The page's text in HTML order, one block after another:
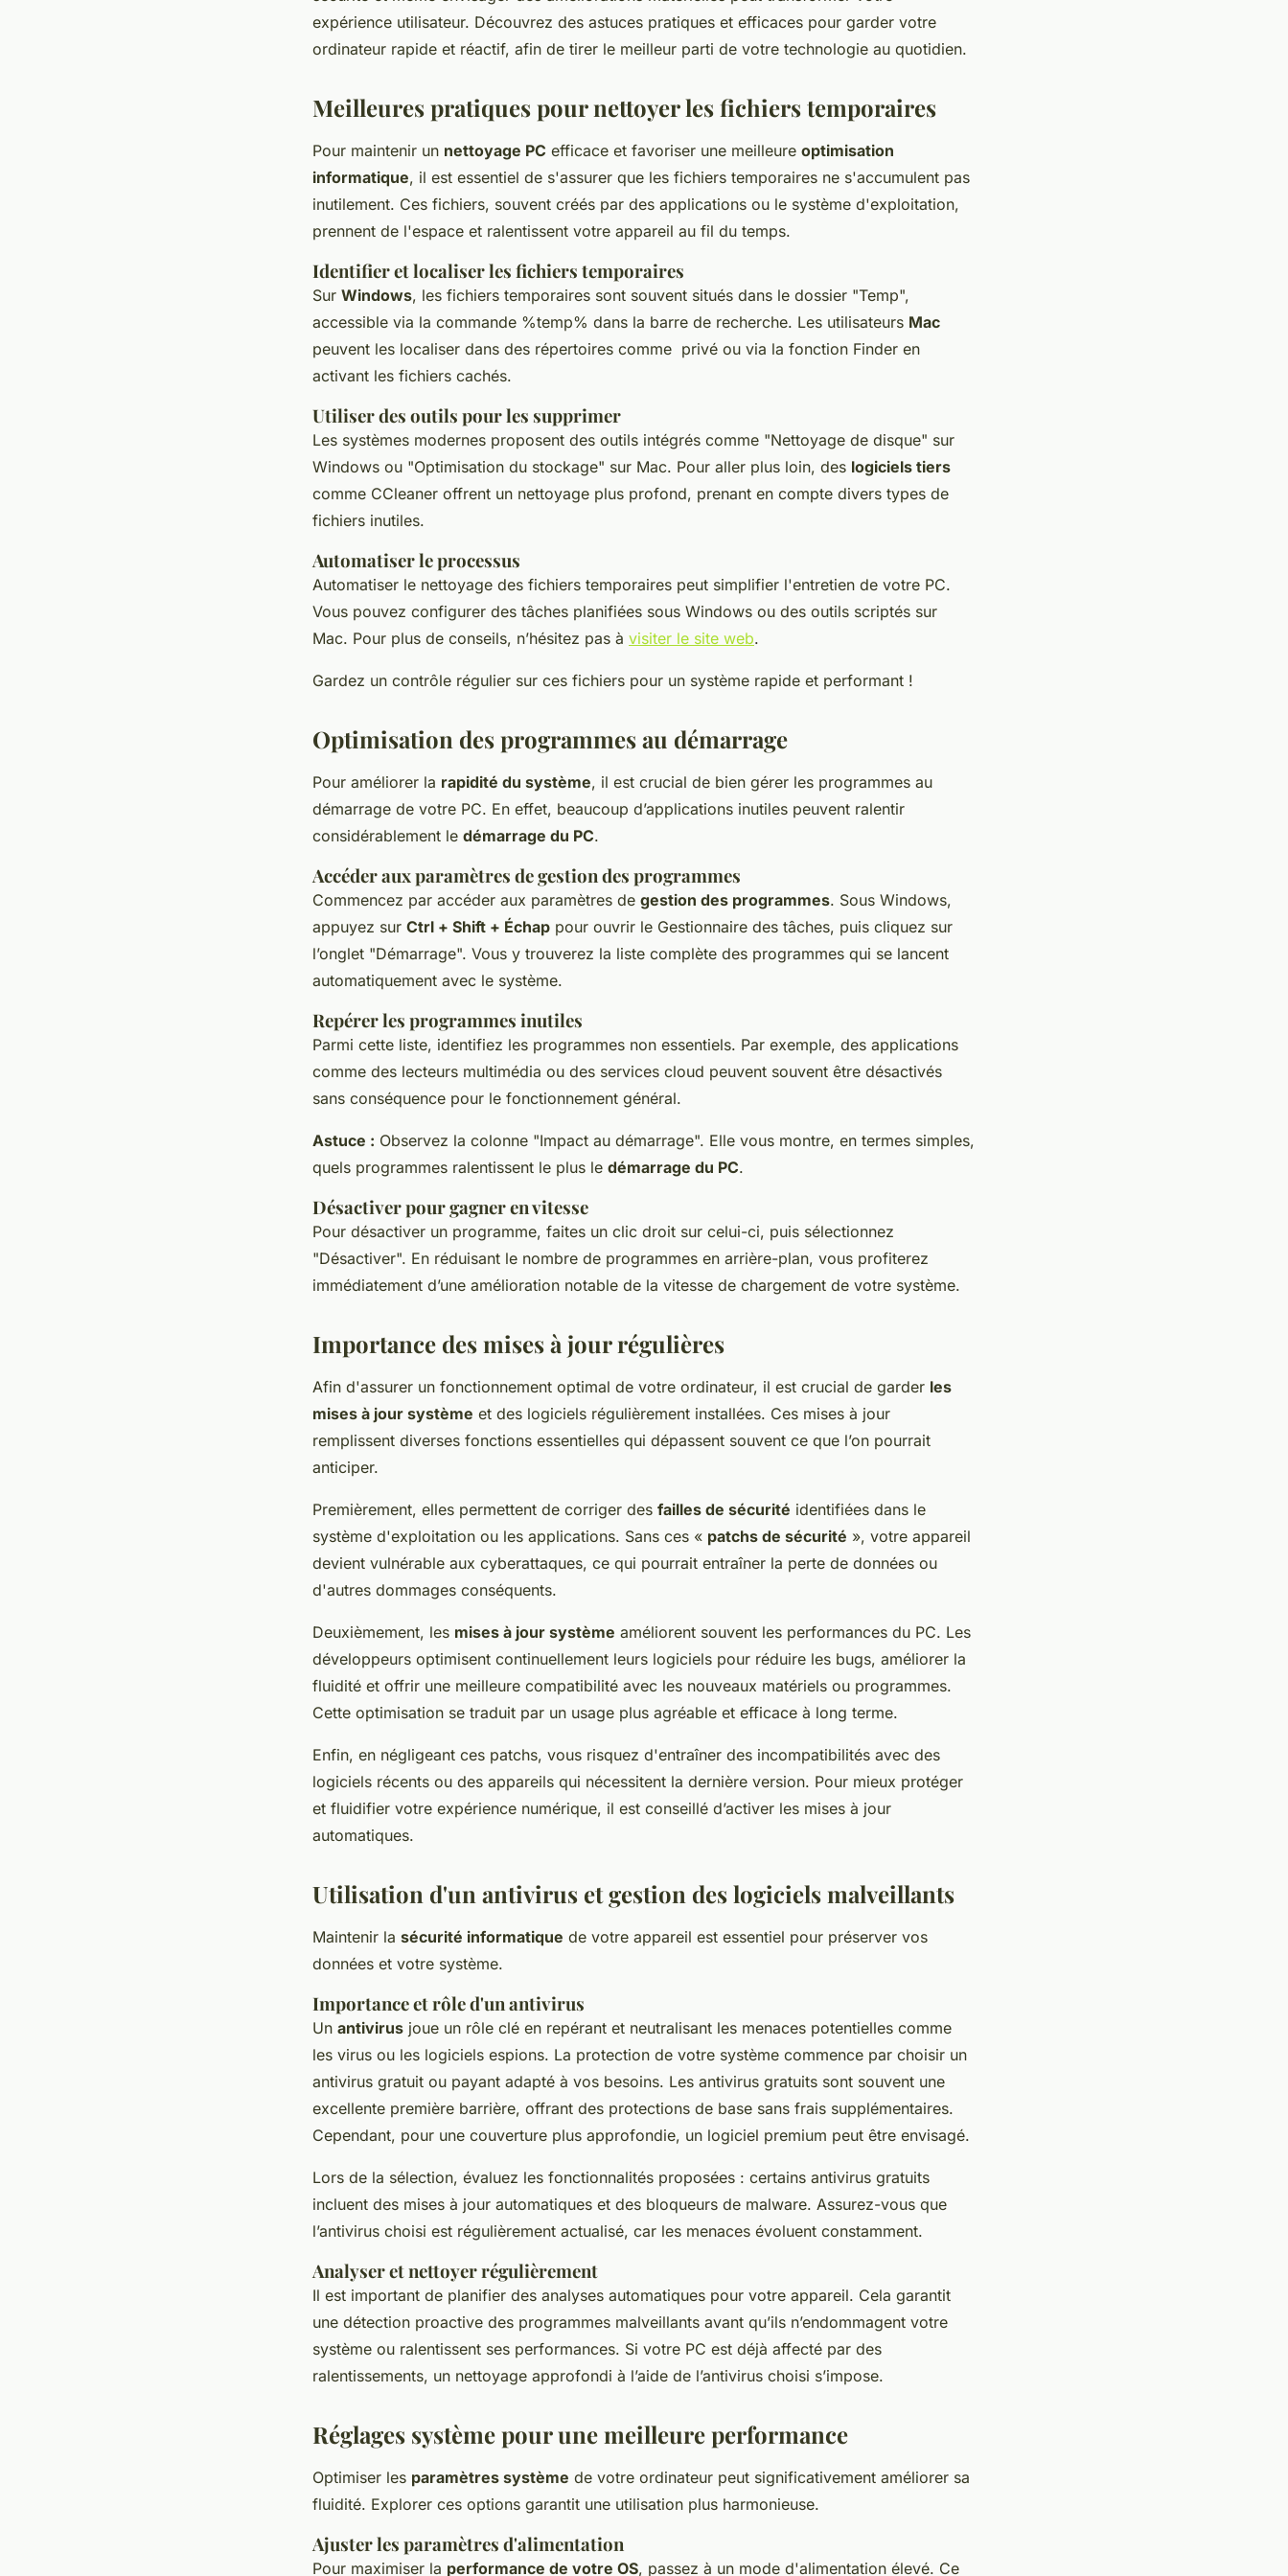
expérience utilisateur. Découvrez des astuces pratiques et efficaces pour garder votre
ordinateur rapide et réactif, afin de tirer le meilleur parti de votre technologie au quotidien.
Meilleures pratiques pour nettoyer les fichiers temporaires
Pour maintenir un nettoyage PC efficace et favoriser une meilleure optimisation
informatique, il est essentiel de s'assurer que les fichiers temporaires ne s'accumulent pas
inutilement. Ces fichiers, souvent créés par des applications ou le système d'exploitation,
prennent de l'espace et ralentissent votre appareil au fil du temps.
Identifier et localiser les fichiers temporaires
Sur Windows, les fichiers temporaires sont souvent situés dans le dossier "Temp",
accessible via la commande %temp% dans la barre de recherche. Les utilisateurs Mac
peuvent les localiser dans des répertoires comme privé ou via la fonction Finder en
activant les fichiers cachés.
Utiliser des outils pour les supprimer
Les systèmes modernes proposent des outils intégrés comme "Nettoyage de disque" sur
Windows ou "Optimisation du stockage" sur Mac. Pour aller plus loin, des logiciels tiers
comme CCleaner offrent un nettoyage plus profond, prenant en compte divers types de
fichiers inutiles.
Automatiser le processus
Automatiser le nettoyage des fichiers temporaires peut simplifier l'entretien de votre PC.
Vous pouvez configurer des tâches planifiées sous Windows ou des outils scriptés sur
Mac. Pour plus de conseils, n’hésitez pas à visiter le site web.
Gardez un contrôle régulier sur ces fichiers pour un système rapide et performant !
Optimisation des programmes au démarrage
Pour améliorer la rapidité du système, il est crucial de bien gérer les programmes au
démarrage de votre PC. En effet, beaucoup d’applications inutiles peuvent ralentir
considérablement le démarrage du PC.
Accéder aux paramètres de gestion des programmes
Commencez par accéder aux paramètres de gestion des programmes. Sous Windows,
appuyez sur Ctrl + Shift + Échap pour ouvrir le Gestionnaire des tâches, puis cliquez sur
l’onglet "Démarrage". Vous y trouverez la liste complète des programmes qui se lancent
automatiquement avec le système.
Repérer les programmes inutiles
Parmi cette liste, identifiez les programmes non essentiels. Par exemple, des applications
comme des lecteurs multimédia ou des services cloud peuvent souvent être désactivés
sans conséquence pour le fonctionnement général.
Astuce : Observez la colonne "Impact au démarrage". Elle vous montre, en termes simples,
quels programmes ralentissent le plus le démarrage du PC.
Désactiver pour gagner en vitesse
Pour désactiver un programme, faites un clic droit sur celui-ci, puis sélectionnez
"Désactiver". En réduisant le nombre de programmes en arrière-plan, vous profiterez
immédiatement d’une amélioration notable de la vitesse de chargement de votre système.
Importance des mises à jour régulières
Afin d'assurer un fonctionnement optimal de votre ordinateur, il est crucial de garder les
mises à jour système et des logiciels régulièrement installées. Ces mises à jour
remplissent diverses fonctions essentielles qui dépassent souvent ce que l’on pourrait
anticiper.
Premièrement, elles permettent de corriger des failles de sécurité identifiées dans le
système d'exploitation ou les applications. Sans ces « patchs de sécurité », votre appareil
devient vulnérable aux cyberattaques, ce qui pourrait entraîner la perte de données ou
d'autres dommages conséquents.
Deuxièmement, les mises à jour système améliorent souvent les performances du PC. Les
développeurs optimisent continuellement leurs logiciels pour réduire les bugs, améliorer la
fluidité et offrir une meilleure compatibilité avec les nouveaux matériels ou programmes.
Cette optimisation se traduit par un usage plus agréable et efficace à long terme.
Enfin, en négligeant ces patchs, vous risquez d'entraîner des incompatibilités avec des
logiciels récents ou des appareils qui nécessitent la dernière version. Pour mieux protéger
et fluidifier votre expérience numérique, il est conseillé d’activer les mises à jour
automatiques.
Utilisation d'un antivirus et gestion des logiciels malveillants
Maintenir la sécurité informatique de votre appareil est essentiel pour préserver vos
données et votre système.
Importance et rôle d'un antivirus
Un antivirus joue un rôle clé en repérant et neutralisant les menaces potentielles comme
les virus ou les logiciels espions. La protection de votre système commence par choisir un
antivirus gratuit ou payant adapté à vos besoins. Les antivirus gratuits sont souvent une
excellente première barrière, offrant des protections de base sans frais supplémentaires.
Cependant, pour une couverture plus approfondie, un logiciel premium peut être envisagé.
Lors de la sélection, évaluez les fonctionnalités proposées : certains antivirus gratuits
incluent des mises à jour automatiques et des bloqueurs de malware. Assurez-vous que
l’antivirus choisi est régulièrement actualisé, car les menaces évoluent constamment.
Analyser et nettoyer régulièrement
Il est important de planifier des analyses automatiques pour votre appareil. Cela garantit
une détection proactive des programmes malveillants avant qu’ils n’endommagent votre
système ou ralentissent ses performances. Si votre PC est déjà affecté par des
ralentissements, un nettoyage approfondi à l’aide de l’antivirus choisi s’impose.
Réglages système pour une meilleure performance
Optimiser les paramètres système de votre ordinateur peut significativement améliorer sa
fluidité. Explorer ces options garantit une utilisation plus harmonieuse.
Ajuster les paramètres d'alimentation
Pour maximiser la performance de votre OS, passez à un mode d'alimentation élevé. Ce